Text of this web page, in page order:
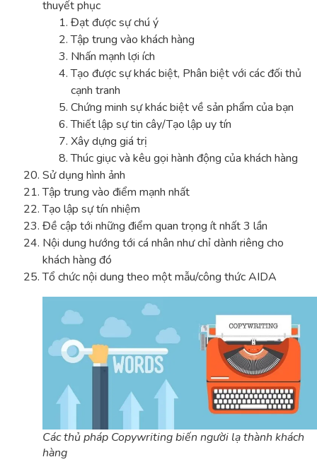
thuyết phục
Đạt được sự chú ý
Tập trung vào khách hàng
Nhấn mạnh lợi ích
Tạo được sự khác biệt, Phân biệt với các đối thủ
cạnh tranh
Chứng minh sự khác biệt về sản phẩm của bạn
Thiết lập sự tin cây/Tạo lập uy tín
Xây dựng giá trị
Thúc giục và kêu gọi hành động của khách hàng
Sử dụng hình ảnh
Tập trung vào điểm mạnh nhất
Tạo lập sự tín nhiệm
Đề cập tới những điểm quan trọng ít nhất 3 lần
Nội dung hướng tới cá nhân như chỉ dành riêng cho
khách hàng đó
Tổ chức nội dung theo một mẫu/công thức AIDA
Các thủ pháp Copywriting biến người lạ thành khách
hàng